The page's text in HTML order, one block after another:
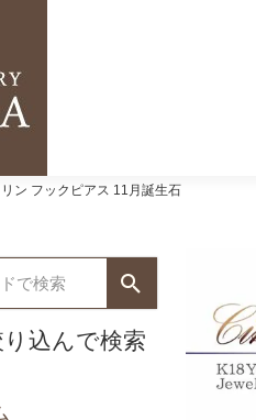
ン フックピアス 11月誕生石
込んで検索